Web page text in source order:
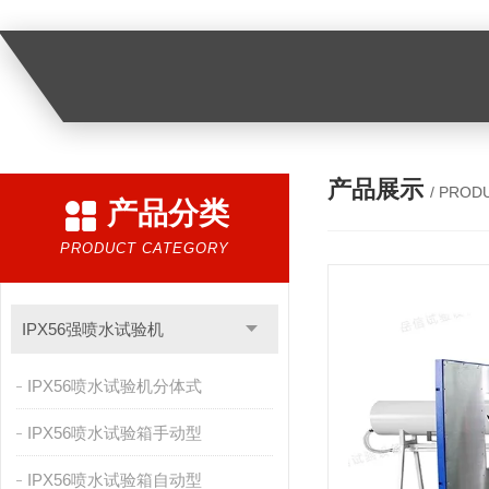
产品分类
PRODUCT CATEGORY
IPX56强喷水试验机
IPX56喷水试验机分体式
IPX56喷水试验箱手动型
IPX56喷水试验箱自动型
产品展示 /